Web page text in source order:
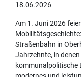
18.06.2026
Am 1. Juni 2026
Straßenbahn in
Jahrzehnte, in
kommunalpolitische